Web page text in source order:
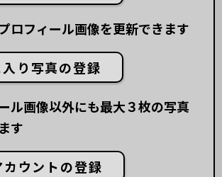
ロフィール画像を更新できます
入り写真の登録
ル画像以外にも最大３枚の写真
す
カウントの登録